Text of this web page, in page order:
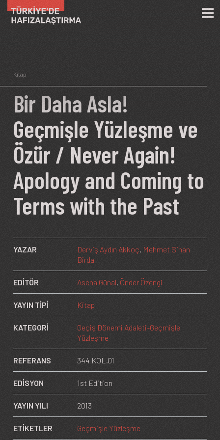
Kitap
Bir Daha Asla!
Geçmişle Yüzleşme ve
Özür / Never Again!
Apology and Coming to
Terms with the Past
YAZAR Derviş Aydın Akkoç Mehmet Sinan
Birdal
EDİTÖR Asena Günal Önder Özengi
YAYIN TİPİ Kitap
KATEGORİ
Geçiş Dönemi Adaleti-Geçmişle
Yüzleşme
REFERANS 344 KOL.01
EDİSYON 1st Edition
YAYIN YILI 2013
ETİKETLER Geçmişle Yüzleşme